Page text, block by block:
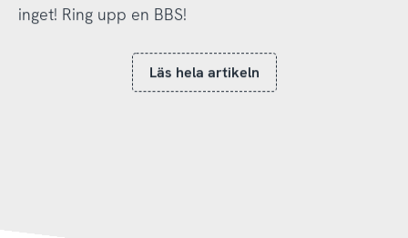
inget! Ring upp en BBS!
Läs hela artikeln